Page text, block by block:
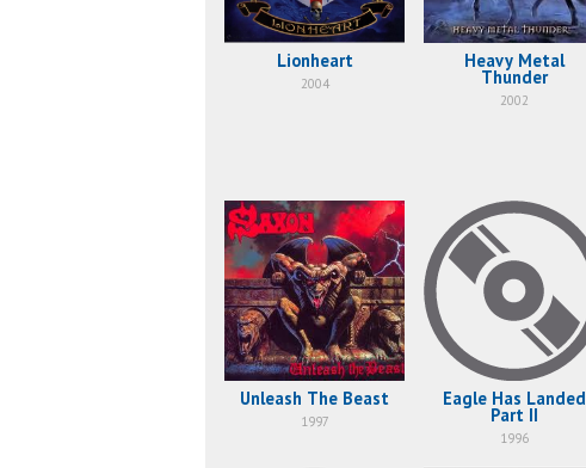
Lionheart
2004
Heavy Metal
Thunder
2002
Unleash The Beast
1997
Eagle Has Landed
Part II
1996